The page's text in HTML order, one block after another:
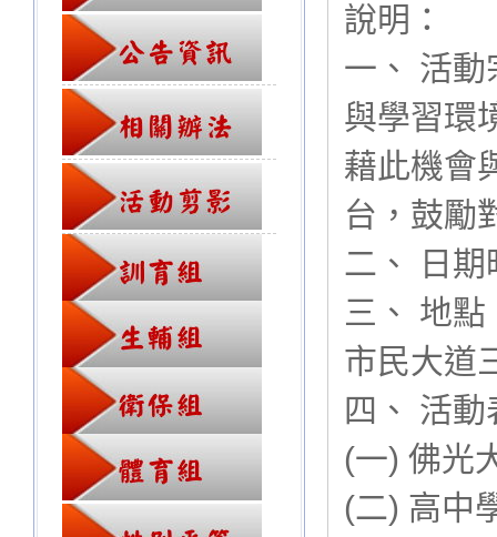
說明：
一、 活動
與學習環
藉此機會
台，鼓勵
二、 日
三、 地
市民大道
四、 活動
(一) 佛光
(二) 高中